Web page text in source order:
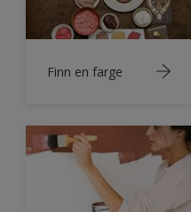
Finn en farge